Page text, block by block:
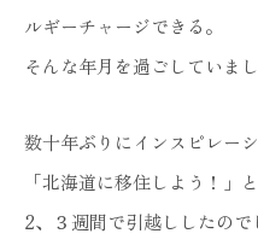
ルギーチャージできる。
そんな年月を過ごしていまし
数十年ぶりにインスピレー
「北海道に移住しよう！」
2、３週間で引越ししたので